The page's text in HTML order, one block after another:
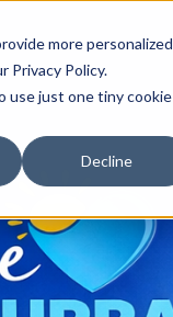
more personalized
Privacy Policy.
use just one tiny cookie
Decline